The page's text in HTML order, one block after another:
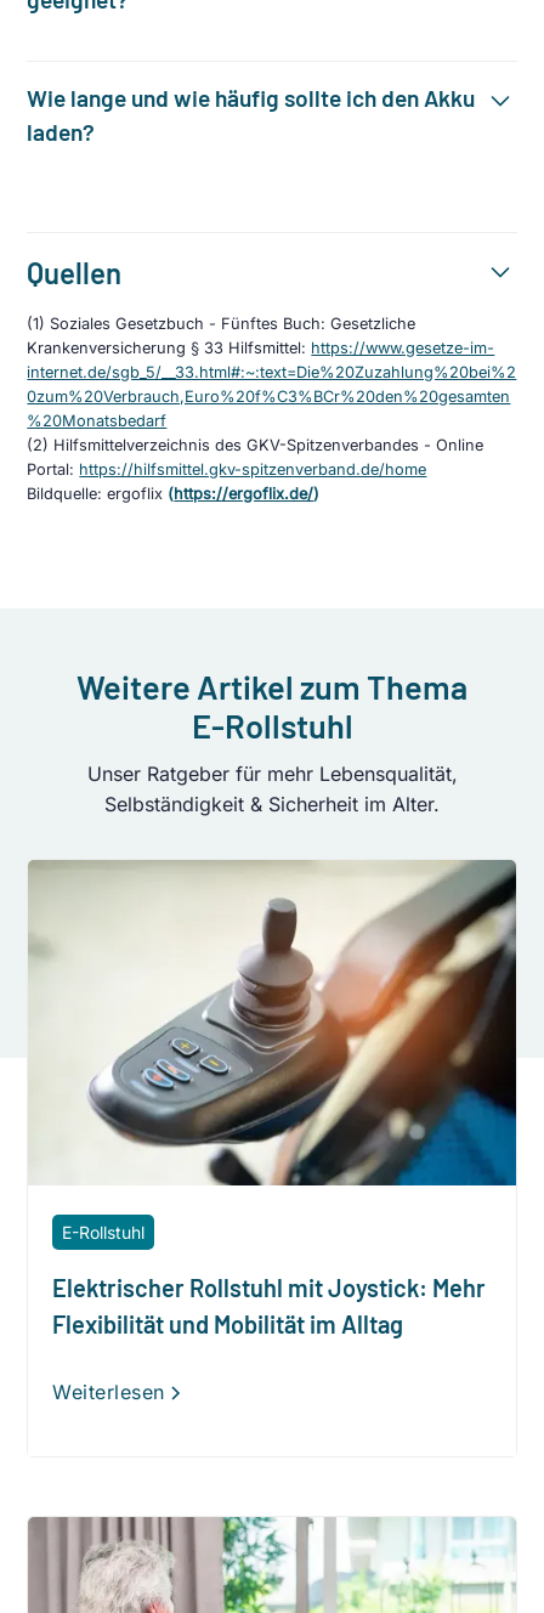
Wie lange und wie häufig sollte ich den Akku
laden?
Quellen
(1) Soziales Gesetzbuch - Fünftes Buch: Gesetzliche
Krankenversicherung § 33 Hilfsmittel: https://www.gesetze-im-
internet.de/sgb_5/__33.html#:~:text=Die%20Zuzahlung%20bei%2
0zum%20Verbrauch,Euro%20f%C3%BCr%20den%20gesamten
%20Monatsbedarf
(2) Hilfsmittelverzeichnis des GKV-Spitzenverbandes - Online
Portal: https://hilfsmittel.gkv-spitzenverband.de/home
Bildquelle: ergoflix (https://ergoflix.de/)
Weitere Artikel zum Thema
E-Rollstuhl
Unser Ratgeber für mehr Lebensqualität,
Selbständigkeit & Sicherheit im Alter.
E-Rollstuhl
Elektrischer Rollstuhl mit Joystick: Mehr
Flexibilität und Mobilität im Alltag
Weiterlesen